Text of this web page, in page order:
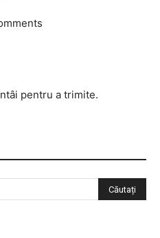
pentru a trimite.